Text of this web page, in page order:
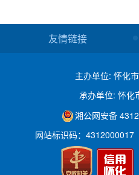
友情链接
主办单位: 怀化
承办单位: 怀化
湘公网安备
网站标识码：4312000017